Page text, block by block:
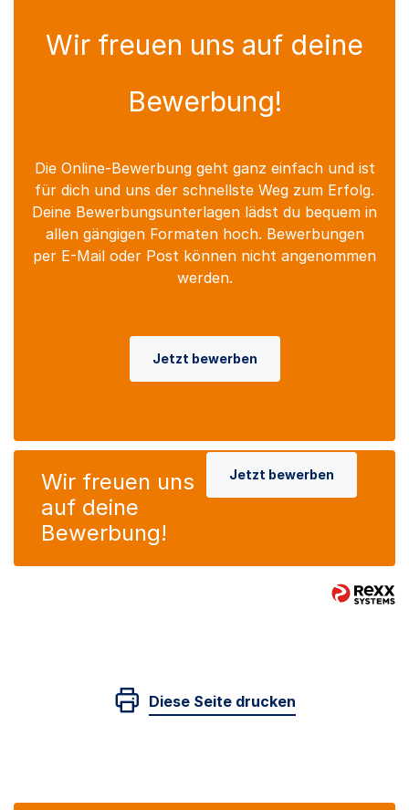
Wir freuen uns auf deine
Bewerbung!
Die Online-Bewerbung geht ganz einfach und ist
für dich und uns der schnellste Weg zum Erfolg.
Deine Bewerbungsunterlagen lädst du bequem in
allen gängigen Formaten hoch. Bewerbungen
per E-Mail oder Post können nicht angenommen
werden.
Jetzt bewerben
Wir freuen uns
auf deine
Bewerbung!
Jetzt bewerben
Diese Seite drucken